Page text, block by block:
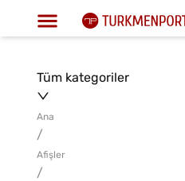
Tüm kategoriler
Ana
/
Afişler
/